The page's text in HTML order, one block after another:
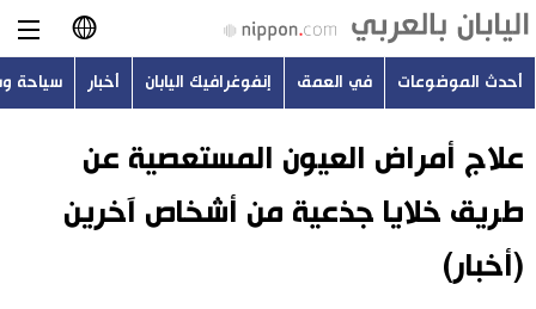
日本語
English
简体字
أحدث الموضوعات
أحدث الموضوعات في العمق إنفوغرافيك اليابان أخبار سياحة
علاج أمراض العيون المستعصية عن
طريق خلايا جذعية من أشخاص آخرين
(أخبار)